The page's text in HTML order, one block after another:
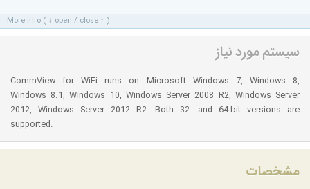
More info ( ↓ open / close ↑ )
سیستم مورد نیاز
CommView for WiFi runs on Microsoft Windows 7, Windows 8,
Windows 8.1, Windows 10, Windows Server 2008 R2, Windows Server
2012, Windows Server 2012 R2. Both 32- and 64-bit versions are
supported.
مشخصات